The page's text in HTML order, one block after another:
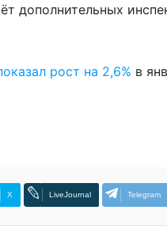
дополнительных
рост на 2,6% в
X LiveJournal Telegram